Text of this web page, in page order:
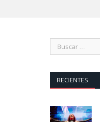
RECIENTES